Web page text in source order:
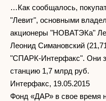
…Как сообщалось,
"Левит", основными
акционеры "НОВАТЭКа"
Леонид Симановский
"СПАРК-Интерфакс". Они
станцию 1,7 млрд руб.
Интерфакс, 19.05.2015
Фонд «ДАР» в свое время